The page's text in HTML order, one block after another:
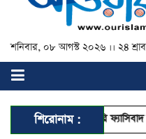
শনিবার, ০৮ আগস্ট ২০২৬ ।। ২৪
শিরোনাম :
ছাত্রদের মারামারি ফ্যাসিবাদ